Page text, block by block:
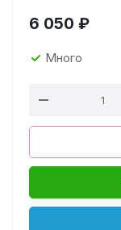
6 050 ₽
Много